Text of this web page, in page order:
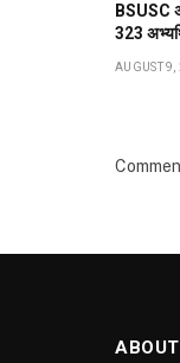
BSUSC
323
AUGUST
ABOUT